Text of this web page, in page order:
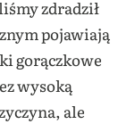
zdradził
pojawiają
gorączkowe
wysoką
ale